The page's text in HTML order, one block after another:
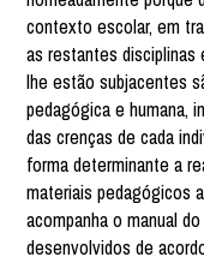
contexto escolar, em
as restantes disciplinas
lhe estão subjacentes
pedagógica e humana,
das crenças de cada
forma determinante a
materiais pedagógicos
acompanha o manual
desenvolvidos de